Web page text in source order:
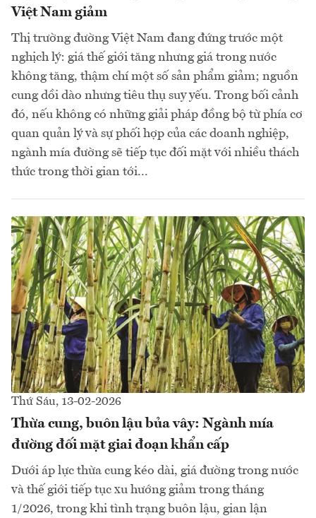
Việt Nam giảm
Thị trường đường Việt Nam đang đứng trước một
nghịch lý: giá thế giới tăng nhưng giá trong nước
không tăng, thậm chí một số sản phẩm giảm; nguồn
cung dồi dào nhưng tiêu thụ suy yếu. Trong bối cảnh
đó, nếu không có những giải pháp đồng bộ từ phía cơ
quan quản lý và sự phối hợp của các doanh nghiệp,
ngành mía đường sẽ tiếp tục đối mặt với nhiều thách
thức trong thời gian tới...
Thứ Sáu, 13-02-2026
Thừa cung, buôn lậu bủa vây: Ngành mía
đường đối mặt giai đoạn khẩn cấp
Dưới áp lực thừa cung kéo dài, giá đường trong nước
và thế giới tiếp tục xu hướng giảm trong tháng
1/2026, trong khi tình trạng buôn lậu, gian lận